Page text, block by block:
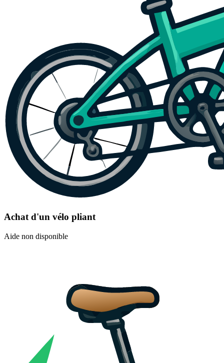
Achat d'un vélo pliant
Aide non disponible